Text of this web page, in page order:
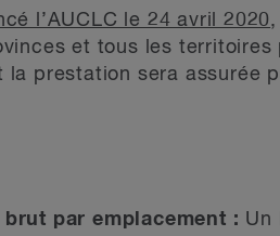
l’AUCLC le 24 avril 2020
et tous les
prestation sera assurée
par emplacement : Un